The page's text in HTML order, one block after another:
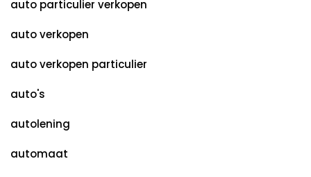
auto particulier verkopen
auto verkopen
auto verkopen particulier
auto's
autolening
automaat